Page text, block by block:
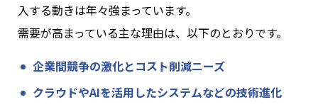
入する動きは年々強まっています。
需要が高まっている主な理由は、以下のとおりです。
企業間競争の激化とコスト削減ニーズ
クラウドやAIを活用したシステムなどの技術進化